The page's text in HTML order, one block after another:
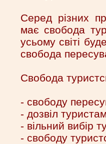
Серед різних
має свобода
усьому світі
свобода
Свобода
- свободу
- дозвіл
- вільний вибір
- свободу